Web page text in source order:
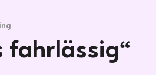
fahrlässig“